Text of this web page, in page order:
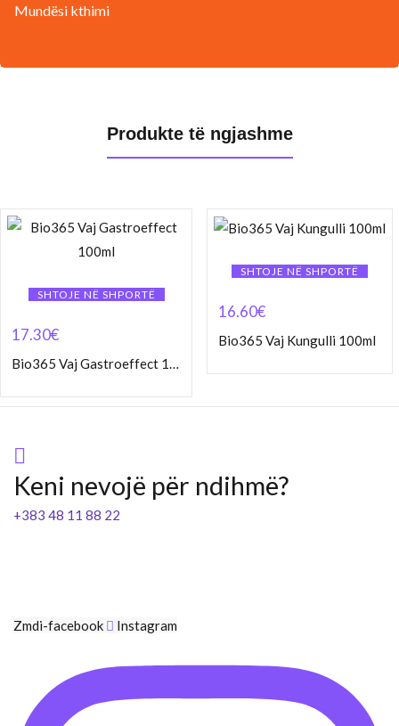
Mundësi kthimi
Produkte të ngjashme
SHTOJE NË SHPORTË
17.30€
Bio365 Vaj Gastroeffect 100ml
SHTOJE NË SHPORTË
16.60€
Bio365 Vaj Kungulli 100ml
Keni nevojë për ndihmë?
+383 48 11 88 22
Zmdi-facebook Instagram